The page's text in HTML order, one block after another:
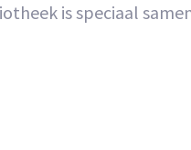
is speciaal